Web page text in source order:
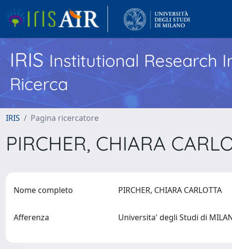
IRISInstitutional Research
Ricerca
IRIS Pagina ricercatore
PIRCHER, CHIARA
Nome completo PIRCHER, CHIARA CARLOTTA
Afferenza Universita' degli Studi di